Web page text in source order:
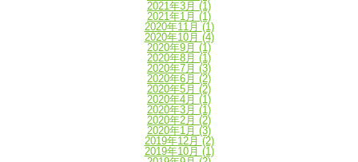
2021年3月 (1)
2021年1月 (1)
2020年11月 (1)
2020年10月 (4)
2020年9月 (1)
2020年8月 (1)
2020年7月 (3)
2020年6月 (2)
2020年5月 (2)
2020年4月 (1)
2020年3月 (1)
2020年2月 (2)
2020年1月 (3)
2019年12月 (2)
2019年10月 (1)